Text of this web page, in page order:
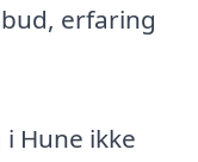
erfaring
Hune ikke